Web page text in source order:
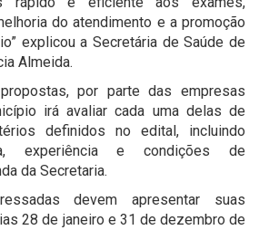
do atendimento e a promoção
explicou a Secretária de Saúde de
Almeida.
por parte das empresas
irá avaliar cada uma delas de
definidos no edital, incluindo
experiência e condições de
da Secretaria.
devem apresentar suas
28 de janeiro e 31 de dezembro de